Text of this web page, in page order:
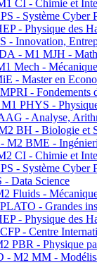
CI - Chimie et
- Système Cyber
- Physique des
- Innovation,
- M1 MJH -
Mech - Mécanique
- Master en
- Fondements
PHYS -
- Analyse,
BH - Biologie et
M2 BME -
CI - Chimie et
- Système Cyber
Data Science
Fluids -
- Grandes
- Physique des
- Centre
PBR - Physique
M2 MM -